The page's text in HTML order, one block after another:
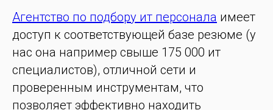
Агентство по подбору ит персонала имеет
доступ к соответствующей базе резюме (у
нас она например свыше 175 000 ит
специалистов), отличной сети и
проверенным инструментам, что
позволяет эффективно находить